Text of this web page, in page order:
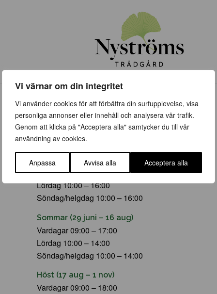
Vi värnar om din integritet
Vi använder cookies för att förbättra din surfupplevelse, visa
personliga annonser eller innehåll och analysera vår trafik.
Genom att klicka på "Acceptera alla" samtycker du till vår
användning av cookies.
Anpassa Avvisa alla Acceptera alla
ÖPPETTIDER
Vår (23 mars – 28 juni)
Vardagar 09:00 – 19:00
Lördag 10:00 – 16:00
Söndag/helgdag 10:00 – 16:00
Sommar (29 juni – 16 aug)
Vardagar 09:00 – 17:00
Lördag 10:00 – 14:00
Söndag/helgdag 10:00 – 14:00
Höst (17 aug – 1 nov)
Vardagar 09:00 – 18:00